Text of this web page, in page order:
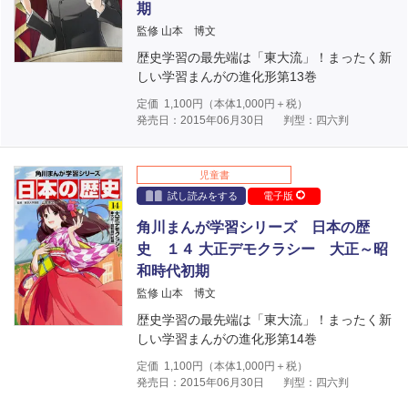
期
監修 山本 博文
歴史学習の最先端は「東大流」！まったく新
しい学習まんがの進化形第13巻
定価 1,100円（本体1,000円＋税）
発売日：2015年06月30日
判型：四六判
児童書
試し読みをする
電子版
角川まんが学習シリーズ 日本の歴
史 １４ 大正デモクラシー 大正～昭
和時代初期
監修 山本 博文
歴史学習の最先端は「東大流」！まったく新
しい学習まんがの進化形第14巻
定価 1,100円（本体1,000円＋税）
発売日：2015年06月30日
判型：四六判